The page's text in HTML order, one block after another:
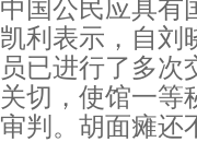
中国公民应具有
凯利表示，自刘
员已进行了多次
关切，使馆一等
审判。胡面瘫还